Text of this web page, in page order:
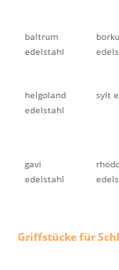
baltrum
edelstahl
helgoland
edelstahl
sylt
gavi
edelstahl
Griffstücke für